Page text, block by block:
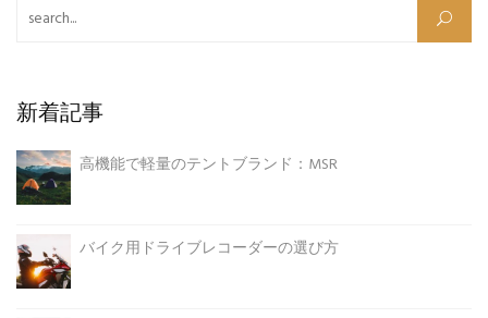
検索:
新着記事
高機能で軽量のテントブランド：MSR
バイク用ドライブレコーダーの選び方